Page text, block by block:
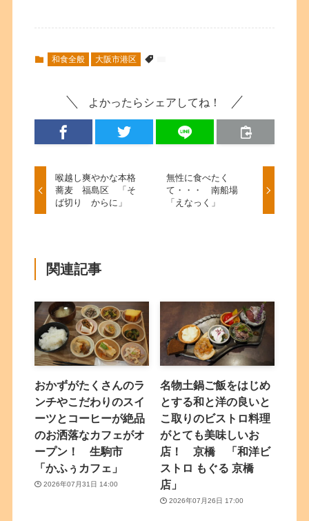
和食全般 大阪市港区
よかったらシェアしてね！
喉越し爽やかな本格
蕎麦 福島区 「そ
ば切り からに」
無性に食べたく
て・・・ 南船場
「えなっく」
関連記事
おかずがたくさんのラ
ンチやこだわりのスイ
ーツとコーヒーが絶品
のお洒落なカフェがオ
ープン！ 生駒市
「かふぅカフェ」
2026年07月31日 14:00
名物土鍋ご飯をはじめ
とする和と洋の良いと
こ取りのビストロ料理
がとても美味しいお
店！ 京橋 「和洋ビ
ストロ もぐる 京橋
店」
2026年07月26日 17:00